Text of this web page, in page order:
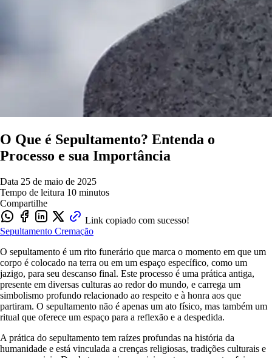
O Que é Sepultamento? Entenda o
Processo e sua Importância
Data 25 de maio de 2025
Tempo de leitura 10 minutos
Compartilhe
Link copiado com sucesso!
Sepultamento Cremação
O sepultamento é um rito funerário que marca o momento em que um
corpo é colocado na terra ou em um espaço específico, como um
jazigo, para seu descanso final. Este processo é uma prática antiga,
presente em diversas culturas ao redor do mundo, e carrega um
simbolismo profundo relacionado ao respeito e à honra aos que
partiram. O sepultamento não é apenas um ato físico, mas também um
ritual que oferece um espaço para a reflexão e a despedida.
A prática do sepultamento tem raízes profundas na história da
humanidade e está vinculada a crenças religiosas, tradições culturais e